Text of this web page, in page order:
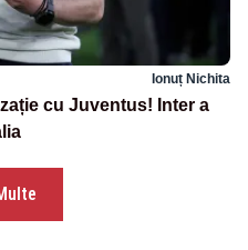
Ionuț Nichita
cu Juventus! Inter a